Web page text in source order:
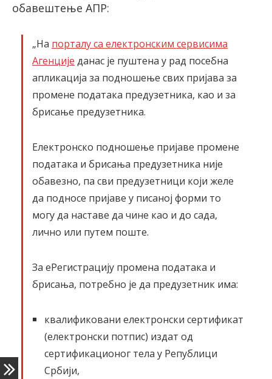
обавештење АПР:
„На порталу са електронским сервисима
Агенције данас је пуштена у рад посебна
апликација за подношење свих пријава за
промене података предузетника, као и за
брисање предузетника.
Електронско подношење пријаве промене
података и брисања предузетника није
обавезно, па сви предузетници који желе
да подносе пријаве у писаној форми то
могу да наставе да чине као и до сада,
лично или путем поште.
За еРегистрацију промена података и
брисања, потребно је да предузетник има:
квалификовани електронски сертификат
(електронски потпис) издат од
сертификационог тела у Републици
Србији,